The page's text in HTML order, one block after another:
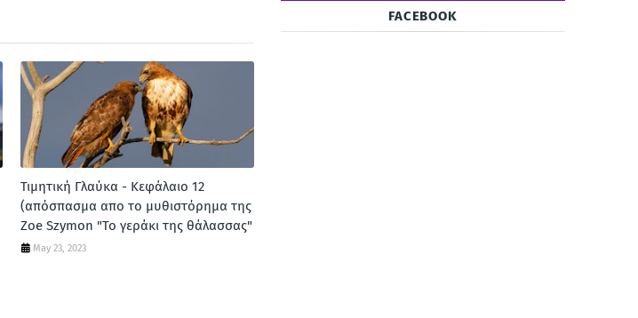
Τιμητική Γλαύκα - Κεφάλαιο 12
(απόσπασμα απο το μυθιστόρημα της
Zoe Szymon "Το γεράκι της θάλασσας"
May 23, 2023
FACEBOOK